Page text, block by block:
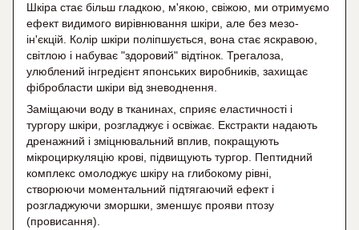
Шкіра стає більш гладкою, м'якою, свіжою, ми отримуємо
ефект видимого вирівнювання шкіри, але без мезо-
ін'єкцій. Колір шкіри поліпшується, вона стає яскравою,
світлою і набуває "здоровий" відтінок. Трегалоза,
улюблений інгредієнт японських виробників, захищає
фібробласти шкіри від зневоднення.
Заміщаючи воду в тканинах, сприяє еластичності і
тургору шкіри, розгладжує і освіжає. Екстракти надають
дренажний і зміцнювальний вплив, покращують
мікроциркуляцію крові, підвищують тургор. Пептидний
комплекс омолоджує шкіру на глибокому рівні,
створюючи моментальний підтягаючий ефект і
розгладжуючи зморшки, зменшує прояви птозу
(провисання).